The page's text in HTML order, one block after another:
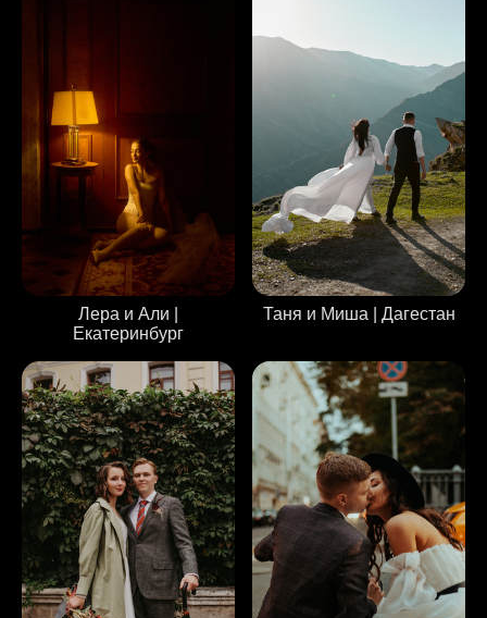
Лера и Али |
Екатеринбург
Таня и Миша | Дагестан